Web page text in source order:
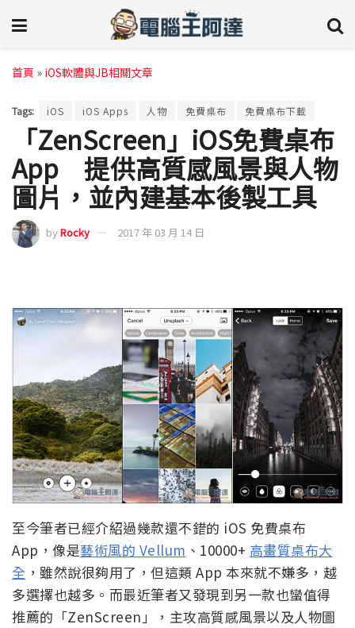
首頁 » iOS軟體與JB相關文章
Tags: iOS iOS Apps 人物 免費桌布 免費桌布下載
「ZenScreen」iOS免費桌布
App 提供高質感風景與人物
圖片，並內建基本後製工具
byRocky 2017 年 03 月 14 日
至今筆者已經介紹過幾款還不錯的 iOS 免費桌布
App，像是藝術風的 Vellum 、10000+ 高畫質桌布大
全 ，雖然說很夠用了，但這類 App 本來就不嫌多，越
多選擇也越多。而最近筆者又發現到另一款也蠻值得
推薦的「ZenScreen」，主攻高質感風景以及人物圖